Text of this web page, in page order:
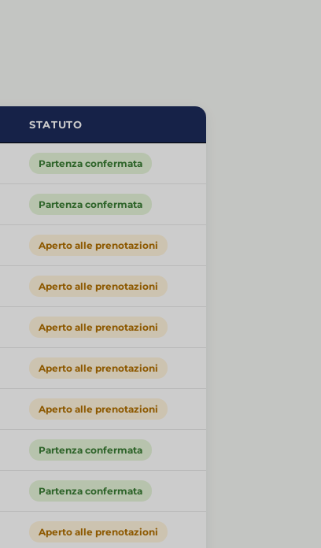
STATUTO
Partenza confermata
Partenza confermata
Aperto alle prenotazioni
Aperto alle prenotazioni
Aperto alle prenotazioni
Aperto alle prenotazioni
Aperto alle prenotazioni
Partenza confermata
Partenza confermata
Aperto alle prenotazioni